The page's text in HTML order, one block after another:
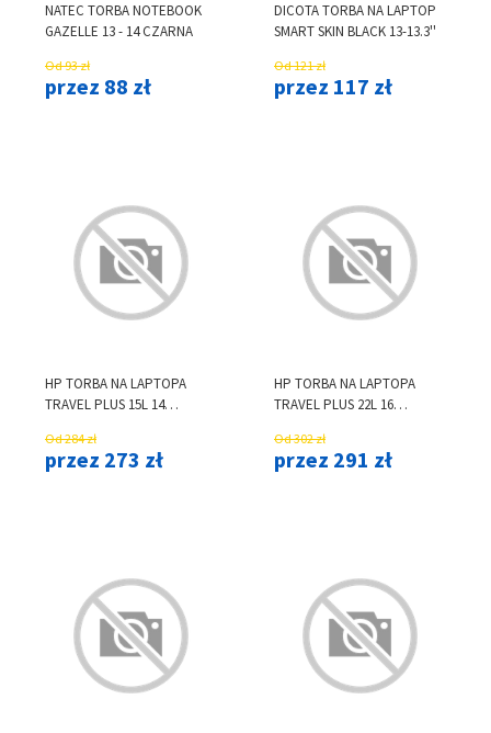
NATEC TORBA NOTEBOOK
GAZELLE 13 - 14 CZARNA
Od 93 zł
przez 88 zł
DICOTA TORBA NA LAPTOP
SMART SKIN BLACK 13-13.3''
Od 121 zł
przez 117 zł
HP TORBA NA LAPTOPA
TRAVEL PLUS 15L 14
Od 284 zł
przez 273 zł
HP TORBA NA LAPTOPA
TRAVEL PLUS 22L 16
Od 302 zł
przez 291 zł